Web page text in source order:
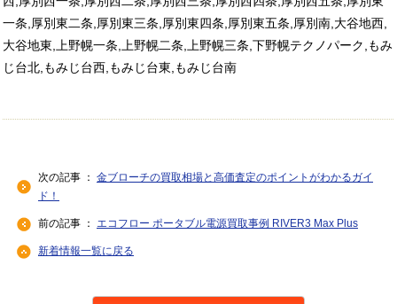
一条,厚別東二条,厚別東三条,厚別東四条,厚別東五条,厚別南,大谷地西,
大谷地東,上野幌一条,上野幌二条,上野幌三条,下野幌テクノパーク,もみ
じ台北,もみじ台西,もみじ台東,もみじ台南
次の記事 ： 金ブローチの買取相場と高価査定のポイントがわかるガイ
ド！
前の記事 ： エコフロー ポータブル電源買取事例 RIVER3 Max Plus
新着情報一覧に戻る